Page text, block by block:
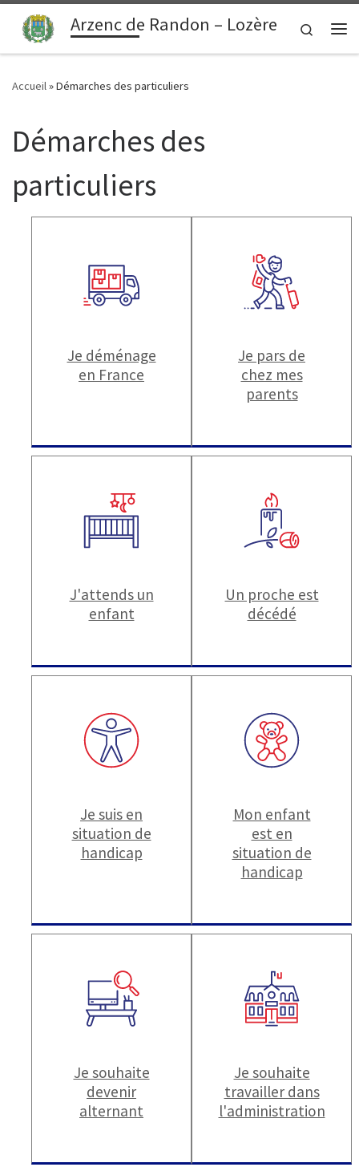
principal
Passer au contenuArzenc de Randon – Lozère
Search
Accueil»Démarches des particuliers
Démarches des
particuliers
Je déménage
en France
Je pars de
chez mes
parents
J'attends un
enfant
Un proche est
décédé
Je suis en
situation de
handicap
Mon enfant
est en
situation de
handicap
Je souhaite
devenir
alternant
Je souhaite
travailler dans
l'administration